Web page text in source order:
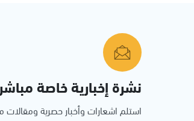
نشرة إخبارية خاصة
استلم اشعارات وأخبار حصرية